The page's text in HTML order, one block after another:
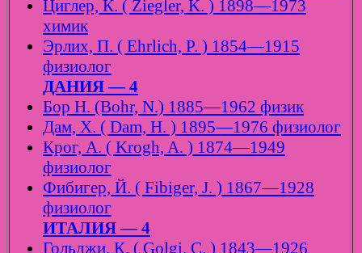
Циглер, К. ( Ziegler, K. ) 1898—1973
химик
Эрлих, П. ( Ehrlich, P. ) 1854—1915
физиолог
ДАНИЯ — 4
Бор Н. (Bohr, N.) 1885—1962 физик
Дам, Х. ( Dam, H. ) 1895—1976 физиолог
Крог, А. ( Krogh, A. ) 1874—1949
физиолог
Фибигер, Й. ( Fibiger, J. ) 1867—1928
физиолог
ИТАЛИЯ — 4
Гольджи, К. ( Golgi, C. ) 1843—1926